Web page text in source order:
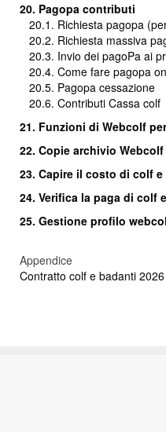
20. Pagopa contributi
20.1. Richiesta pagopa
20.2. Richiesta massiva
20.3. Invio dei pagoPa ai
20.4. Come fare pagopa
20.5. Pagopa cessazione
20.6. Contributi Cassa colf
21. Funzioni di Webcolf
22. Copie archivio Webcolf
23. Capire il costo di colf
24. Verifica la paga di colf
25. Gestione profilo
Appendice
Contratto colf e badanti 2026